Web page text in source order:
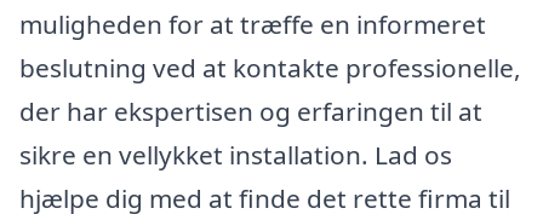
muligheden for at træffe en informeret
beslutning ved at kontakte professionelle,
der har ekspertisen og erfaringen til at
sikre en vellykket installation. Lad os
hjælpe dig med at finde det rette firma til